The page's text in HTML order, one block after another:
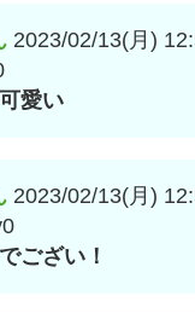
2023/02/13(月)
愛い
2023/02/13(月)
ござい！